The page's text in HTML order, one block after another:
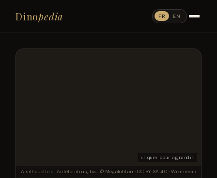
Dinopedia FR EN
cliquer pour agrandir
A silhouette of Antetonitrus, based on the material described and figured in McPhee et al. 2014, missing portions reconstructed using Lessemsaurus, Ingentia, Ledumahadi, Melanorosaurus, and Blikanasaurus. © Megalotitan · CC BY-SA 4.0 · Wikimedia